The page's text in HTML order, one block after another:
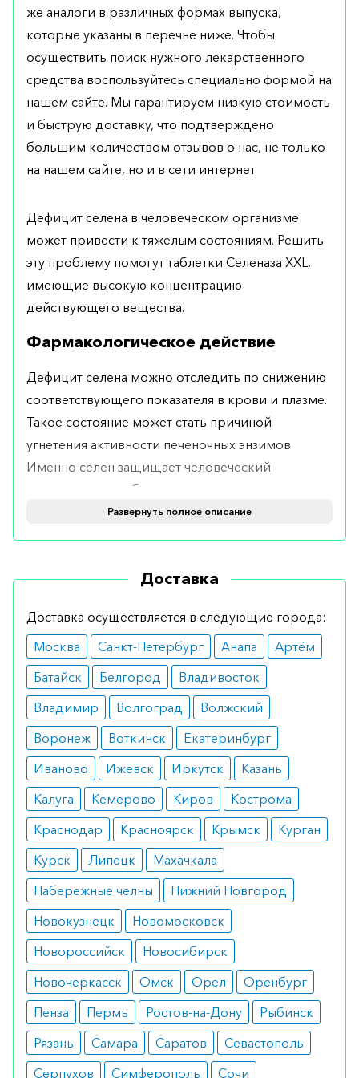
же аналоги в различных формах выпуска,
которые указаны в перечне ниже. Чтобы
осуществить поиск нужного лекарственного
средства воспользуйтесь специально формой на
нашем сайте. Мы гарантируем низкую стоимость
и быструю доставку, что подтверждено
большим количеством отзывов о нас, не только
на нашем сайте, но и в сети интернет.
Дефицит селена в человеческом организме
может привести к тяжелым состояниям. Решить
эту проблему помогут таблетки Селеназа XXL,
имеющие высокую концентрацию
действующего вещества.
Фармакологическое действие
Дефицит селена можно отследить по снижению
соответствующего показателя в крови и плазме.
Такое состояние может стать причиной
угнетения активности печеночных энзимов.
Именно селен защищает человеческий
организм от пагубного влияния химического
Показания
Селеназа 200 XXL в таблетках показана к
селена. Лекарство назначается в ситуациях, когда
восполнить запасы вещества с помощью
продуктов питания невозможно.
Противопоказания
Противопоказанием к применению Селеназа
является селеноз, который может быть вызван
отравлением свинцом из-за чрезмерного
употребления пищевых добавок. Проявляется
подобное заболевание преимущественно
дерматитом, облысением и изменениями в
структуре ногтевых пластин.
Побочные эффекты
При условии применения препарата согласно
рекомендациям лечащего врача и
производителя, побочных эффектов не
обнаружено. Беременным стоит осторожно
принимать селен, внимательно оценивая риск/
пользу. Селеназа применяется исключительно
Развернуть полное описание
Доставка
Доставка осуществляется в следующие города:
Москва
Санкт-Петербург Анапа
Артём
Батайск
Белгород
Владивосток
Владимир
Волгоград
Волжский
Воронеж
Воткинск
Екатеринбург
Иваново
Ижевск Иркутск
Казань
Калуга
Кемерово Киров
Кострома
Краснодар
Красноярск Крымск
Курган
Курск
Липецк
Махачкала
Набережные челны
Нижний Новгород
Новокузнецк
Новомосковск
Новороссийск
Новосибирск
Новочеркасск
Омск Орел
Оренбург
Пенза
Пермь Ростов-на-Дону
Рыбинск
Рязань
Самара Саратов
Севастополь
Серпухов
Симферополь
Сочи